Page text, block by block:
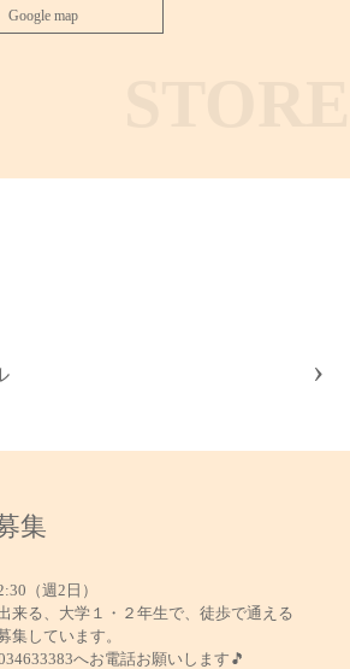
Google map
›
集
（週2日）
来る、大学１・２年生で、徒歩で通える
集しています。
へお電話お願いします🎵